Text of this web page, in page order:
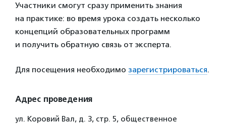
Участники смогут сразу применить знания
на практике: во время урока создать несколько
концепций образовательных программ
и получить обратную связь от эксперта.
Для посещения необходимо зарегистрироваться.
Адрес проведения
ул. Коровий Вал, д. 3, стр. 5, общественное